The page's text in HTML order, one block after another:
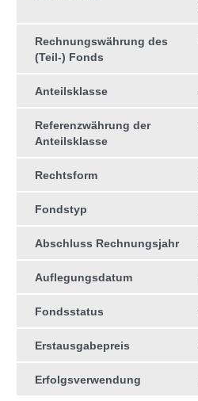
Rechnungswährung des
(Teil-) Fonds
Anteilsklasse
Referenzwährung der
Anteilsklasse
Rechtsform
Fondstyp
Abschluss Rechnungsjahr
Auflegungsdatum
Fondsstatus
Erstausgabepreis
Erfolgsverwendung